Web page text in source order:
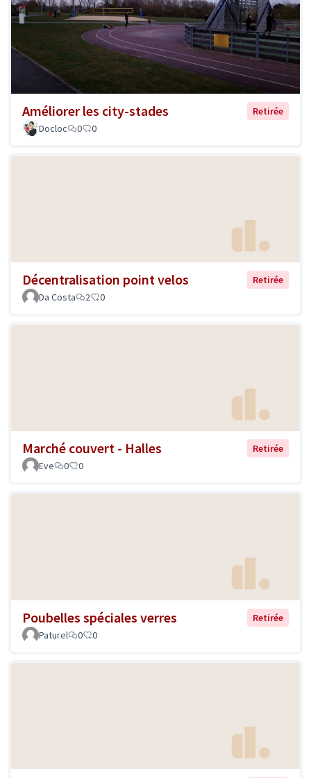
Améliorer les city-stades
Retirée
Docloc
0 0
Décentralisation point velos
Retirée
Da Costa
2 0
Marché couvert - Halles
Retirée
Eve
0 0
Poubelles spéciales verres
Retirée
Paturel
0 0